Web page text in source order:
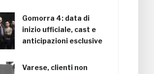
Gomorra 4: data di
inizio ufficiale, cast e
anticipazioni esclusive
Varese, clienti non